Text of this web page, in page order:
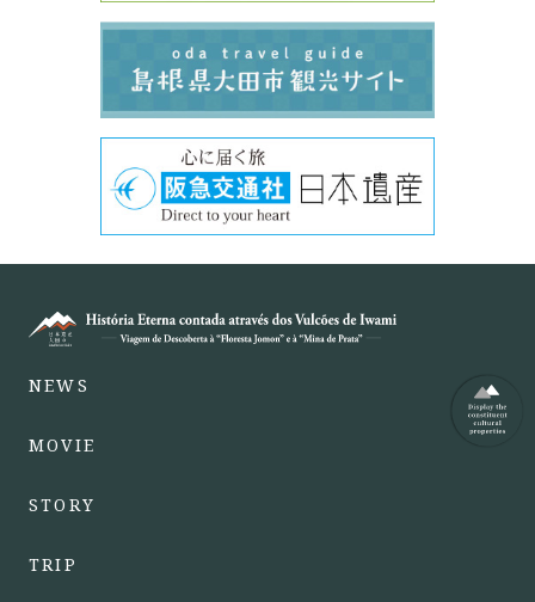
NEWS
MOVIE
STORY
TRIP